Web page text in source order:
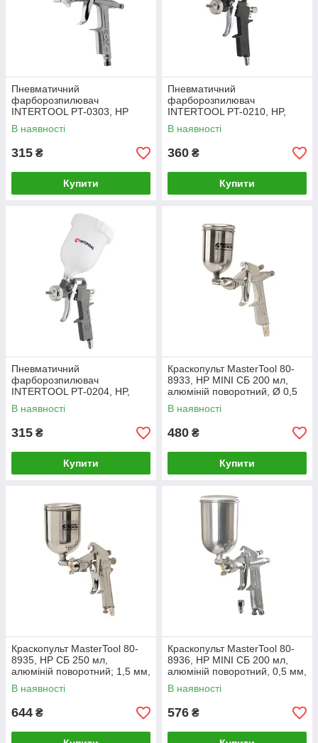
Пневматичний
фарборозпилювач
INTERTOOL PT-0303, HP
MINI, форсунка 0.5 мм,
верхній металевих сіт. бачок
В наявності
315 ₴
Купити
Пневматичний
фарборозпилювач
INTERTOOL PT-0210, HP,
форсунка 1.5 мм, верхній
пластиковий бачок 600мл, 3
В наявності
360 ₴
Купити
Пневматичний
фарборозпилювач
INTERTOOL PT-0204, HP,
форсунка 1.5 мм,
пластиковий бачок 600мл,
В наявності
315 ₴
Купити
Краскопульт MasterTool 80-
8933, HP MINI СБ 200 мл,
алюміній поворотний, Ø 0,5
мм, 60-90 л/хв, 2,5-4,0 бар
В наявності
480 ₴
Купити
Краскопульт MasterTool 80-
8935, HP СБ 250 мл,
алюміній поворотний; 1,5 мм,
70-130 л/хв, 2,5-4 бар
В наявності
644 ₴
Краскопульт MasterTool 80-
8936, HP MINI СБ 200 мл,
алюміній поворотний, 0,5 мм,
60-90 л/хв, 2,5-4,0 бар
В наявності
576 ₴